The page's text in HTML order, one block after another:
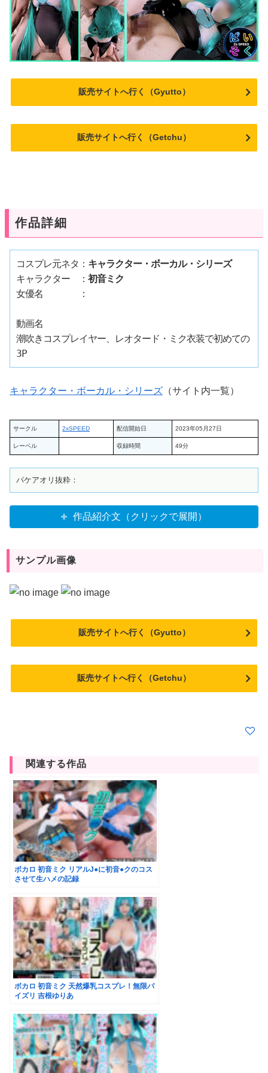
販売サイトへ行く（Gyutto）
販売サイトへ行く（Getchu）
作品詳細
コスプレ元ネタ： キャラクター・ボーカル・シリーズ
キャラクター　： 初音ミク
女優名　　　　：
動画名
潮吹きコスプレイヤー、レオタード・ミク衣装で初めての
キャラクター・ボーカル・シリーズ （サイト内一覧）
サークル 2xSPEED 配信開始日 2023年05月27日
レーベル 収録時間 49分
作品紹介文（クリックで展開）
サンプル画像
販売サイトへ行く（Gyutto）
販売サイトへ行く（Getchu）
関連する作品
ボカロ 初音ミク リアルJ●に初音●クのコス
させて生ハメの記録
ボカロ 初音ミク 天然爆乳コスプレ！無限パ
イズリ 吉根ゆりあ